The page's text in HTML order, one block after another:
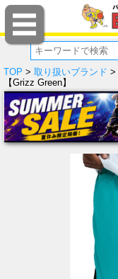
TOP > 取り扱いブランド >
【Grizz Green】